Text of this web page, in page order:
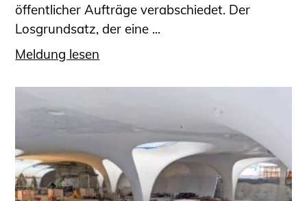
öffentlicher Aufträge verabschiedet. Der
Losgrundsatz, der eine ...
Meldung lesen